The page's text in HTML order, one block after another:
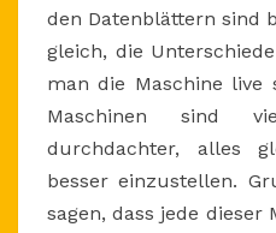
den Datenblättern sind
gleich, die
man die Maschine live
Maschinen sind
durchdachter, alles
besser einzustellen.
sagen, dass jede dieser